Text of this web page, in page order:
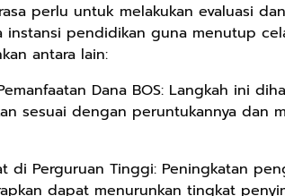
perlu untuk melakukan evaluasi
instansi pendidikan guna menutup
antara lain:
Dana BOS: Langkah ini
sesuai dengan peruntukannya dan
di Perguruan Tinggi: Peningkatan
dapat menurunkan tingkat